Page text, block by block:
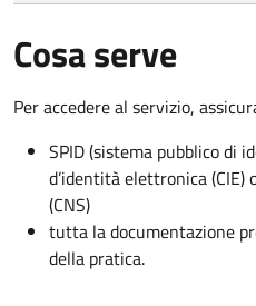
Cosa serve
Per accedere al servizio,
SPID (sistema pubblico di
d’identità elettronica (CIE)
(CNS)
tutta la documentazione
della pratica.